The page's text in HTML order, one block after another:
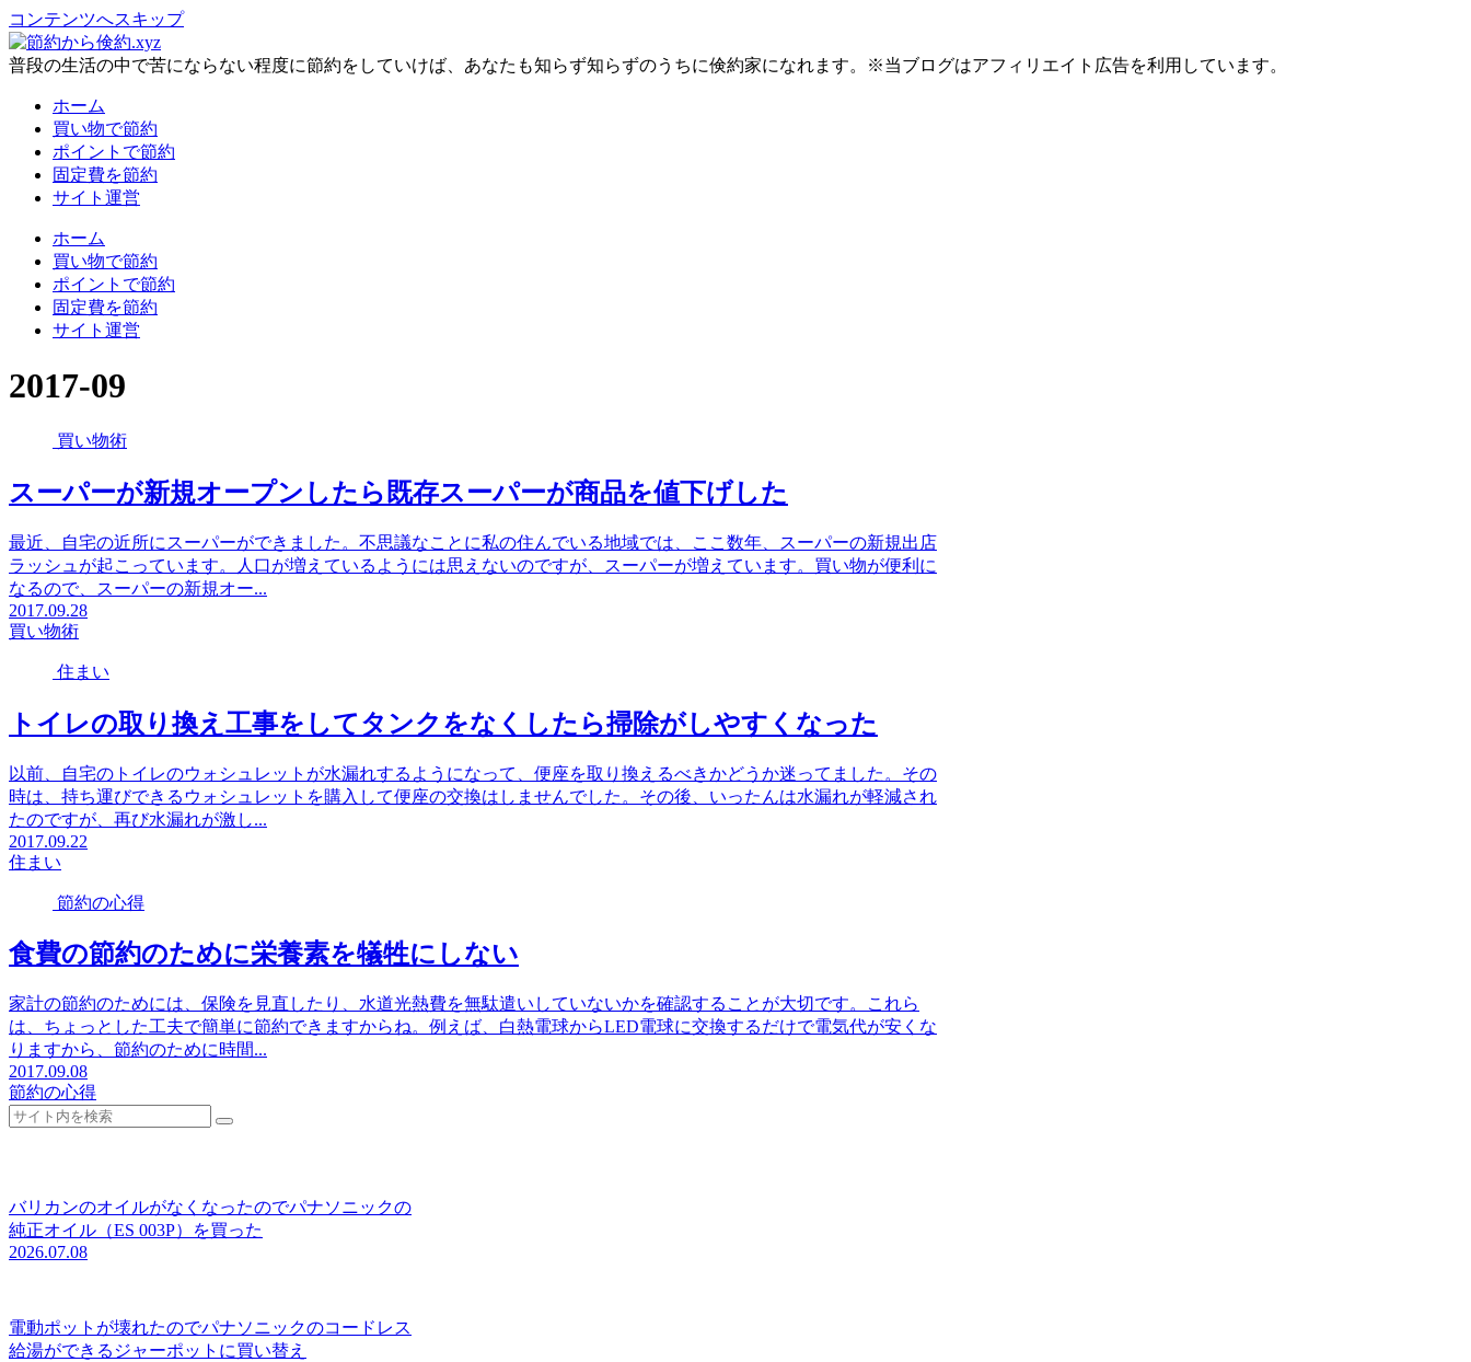
コンテンツへスキップ
普段の生活の中で苦にならない程度に節約をしていけば、あなたも知らず知らずのうちに倹約家になれます。※当ブログはアフィリエイト広告を利用しています。
ホーム
買い物で節約
ポイントで節約
固定費を節約
サイト運営
ホーム
買い物で節約
ポイントで節約
固定費を節約
サイト運営
2017-09
買い物術
スーパーが新規オープンしたら既存スーパーが商品を値下げした
最近、自宅の近所にスーパーができました。不思議なことに私の住んでいる地域では、ここ数年、スーパーの新規出店
ラッシュが起こっています。人口が増えているようには思えないのですが、スーパーが増えています。買い物が便利に
なるので、スーパーの新規オー...
2017.09.28
買い物術
住まい
トイレの取り換え工事をしてタンクをなくしたら掃除がしやすくなった
以前、自宅のトイレのウォシュレットが水漏れするようになって、便座を取り換えるべきかどうか迷ってました。その
時は、持ち運びできるウォシュレットを購入して便座の交換はしませんでした。その後、いったんは水漏れが軽減され
たのですが、再び水漏れが激し...
2017.09.22
住まい
節約の心得
食費の節約のために栄養素を犠牲にしない
家計の節約のためには、保険を見直したり、水道光熱費を無駄遣いしていないかを確認することが大切です。これら
は、ちょっとした工夫で簡単に節約できますからね。例えば、白熱電球からLED電球に交換するだけで電気代が安くな
りますから、節約のために時間...
2017.09.08
節約の心得
バリカンのオイルがなくなったのでパナソニックの
純正オイル（ES 003P）を買った
2026.07.08
電動ポットが壊れたのでパナソニックのコードレス
給湯ができるジャーポットに買い替え